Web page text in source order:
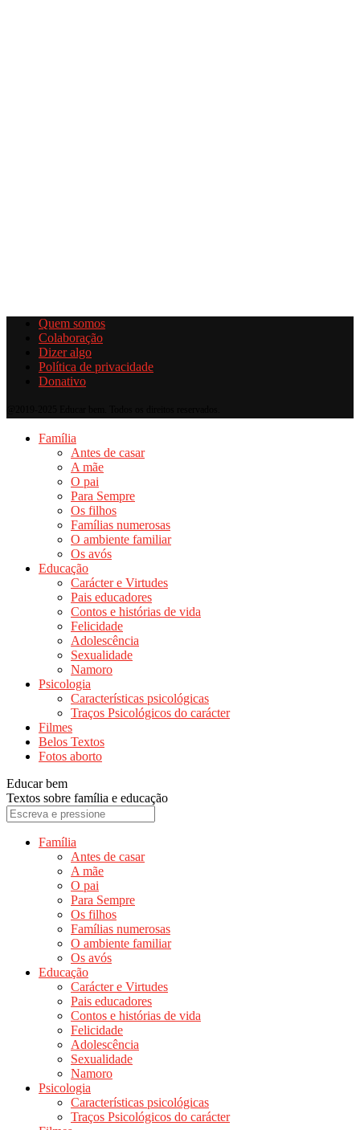
Quem somos
Colaboração
Dizer algo
Política de privacidade
Donativo
Família
Antes de casar
A mãe
O pai
Para Sempre
Os filhos
Famílias numerosas
O ambiente familiar
Os avós
Educação
Carácter e Virtudes
Pais educadores
Contos e histórias de vida
Felicidade
Adolescência
Sexualidade
Namoro
Psicologia
Características psicológicas
Traços Psicológicos do carácter
Filmes
Belos Textos
Fotos aborto
Educar bem
Textos sobre família e educação
Família
Antes de casar
A mãe
O pai
Para Sempre
Os filhos
Famílias numerosas
O ambiente familiar
Os avós
Educação
Carácter e Virtudes
Pais educadores
Contos e histórias de vida
Felicidade
Adolescência
Sexualidade
Namoro
Psicologia
Características psicológicas
Traços Psicológicos do carácter